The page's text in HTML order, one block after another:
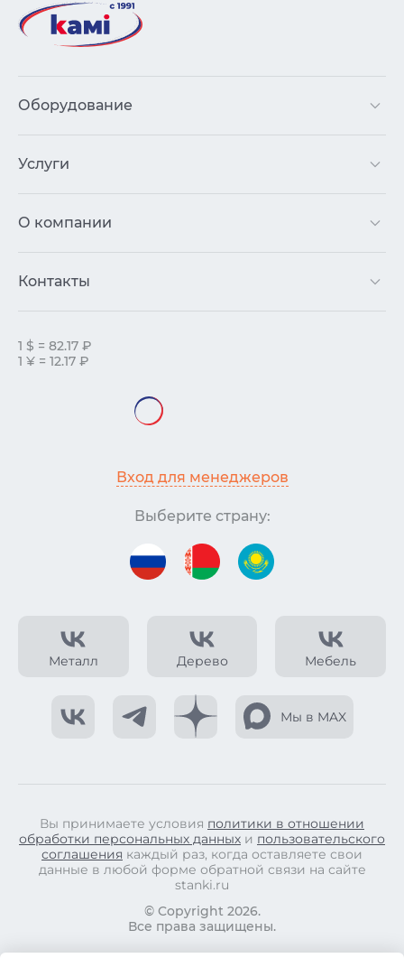
Металл Дерево Мебель
Мы в MAX
Оборудование
Услуги
О компании
Контакты
1 $ = 82.17 ₽
1 ¥ = 12.17 ₽
Вход для менеджеров
Выберите страну:
Вы принимаете условия политики в отношении
обработки персональных данных и пользовательского
соглашения каждый раз, когда оставляете свои
данные в любой форме обратной связи на сайте
stanki.ru
© Copyright 2026.
Все права защищены.